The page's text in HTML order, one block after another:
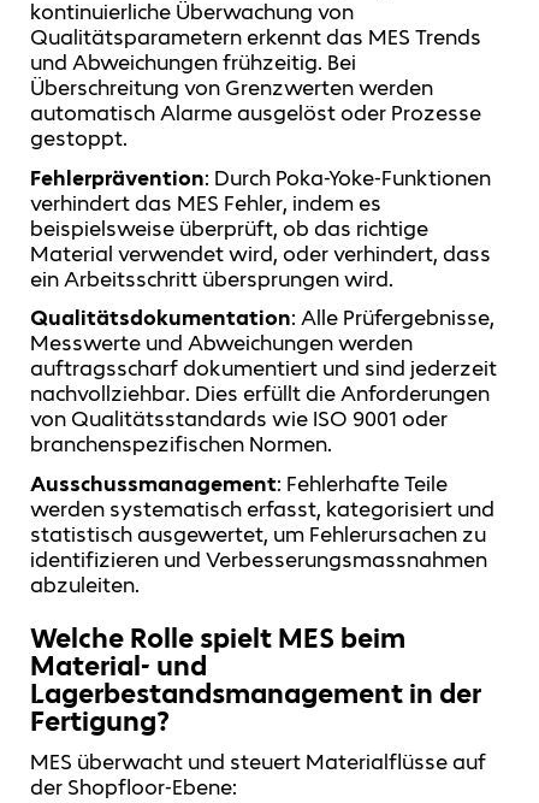
kontinuierliche Überwachung von
Qualitätsparametern erkennt das MES Trends
und Abweichungen frühzeitig. Bei
Überschreitung von Grenzwerten werden
automatisch Alarme ausgelöst oder Prozesse
gestoppt.
Fehlerprävention: Durch Poka-Yoke-Funktionen
verhindert das MES Fehler, indem es
beispielsweise überprüft, ob das richtige
Material verwendet wird, oder verhindert, dass
ein Arbeitsschritt übersprungen wird.
Qualitätsdokumentation: Alle Prüfergebnisse,
Messwerte und Abweichungen werden
auftragsscharf dokumentiert und sind jederzeit
nachvollziehbar. Dies erfüllt die Anforderungen
von Qualitätsstandards wie ISO 9001 oder
branchenspezifischen Normen.
Ausschussmanagement: Fehlerhafte Teile
werden systematisch erfasst, kategorisiert und
statistisch ausgewertet, um Fehlerursachen zu
identifizieren und Verbesserungsmassnahmen
abzuleiten.
Welche Rolle spielt MES beim
Material- und
Lagerbestandsmanagement in der
Fertigung?
MES überwacht und steuert Materialflüsse auf
der Shopfloor-Ebene: